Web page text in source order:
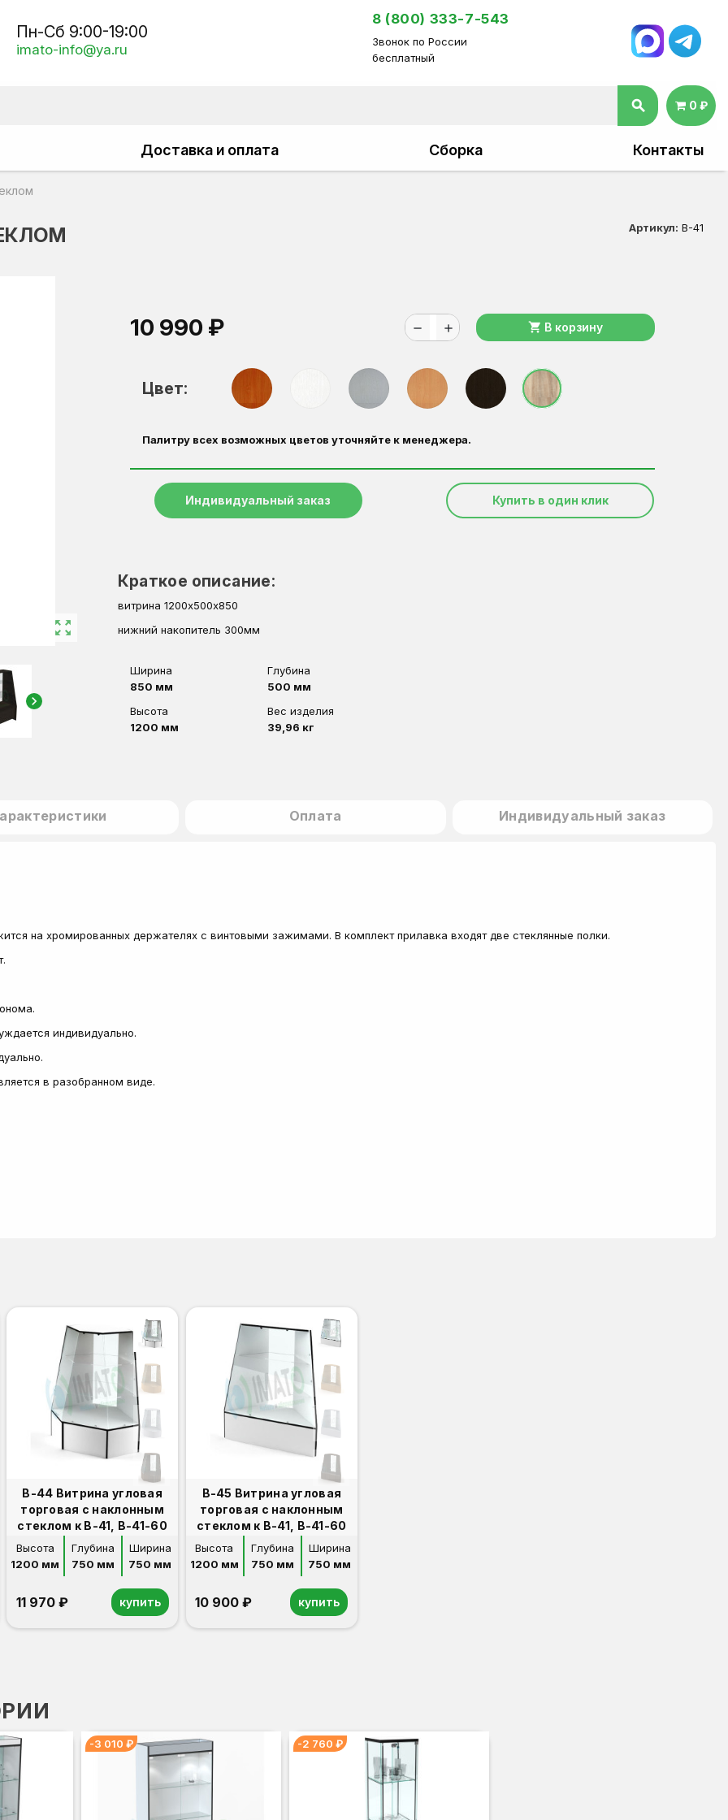
Пн-Сб 9:00-19:00
imato-info@ya.ru
8 (800) 333-7-543
Звонок по России
бесплатный
search 0 ₽
Доставка и оплата Сборка Контакты
Артикул: В-41
zoom_out_map
chevron_right
10 990 ₽ remove add shopping_cart В корзину
Цвет:
Палитру всех возможных цветов уточняйте к менеджера.
Индивидуальный заказ Купить в один клик
Краткое описание:
витрина 1200х500х850
нижний накопитель 300мм
Ширина
850 мм
Глубина
500 мм
Высота
1200 мм
Вес изделия
39,96 кг
Оплата Индивидуальный заказ
на хромированных держателях с винтовыми зажимами. В комплект прилавка входят две стеклянные полки.
индивидуально.
в разобранном виде.
В-44 Витрина угловая
торговая с наклонным
стеклом к В-41, В-41-60
Высота
1200 мм
Глубина
750 мм
Ширина
750 мм
11 970 ₽ купить
В-45 Витрина угловая
торговая с наклонным
стеклом к В-41, В-41-60
Высота
1200 мм
Глубина
750 мм
Ширина
750 мм
10 900 ₽ купить
-3 010 ₽ -2 760 ₽